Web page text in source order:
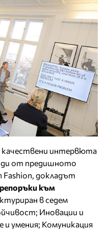
качествени интервюта
от предишното
Fashion, докладът
към
в седем
Иновации и
и умения; Комуникация